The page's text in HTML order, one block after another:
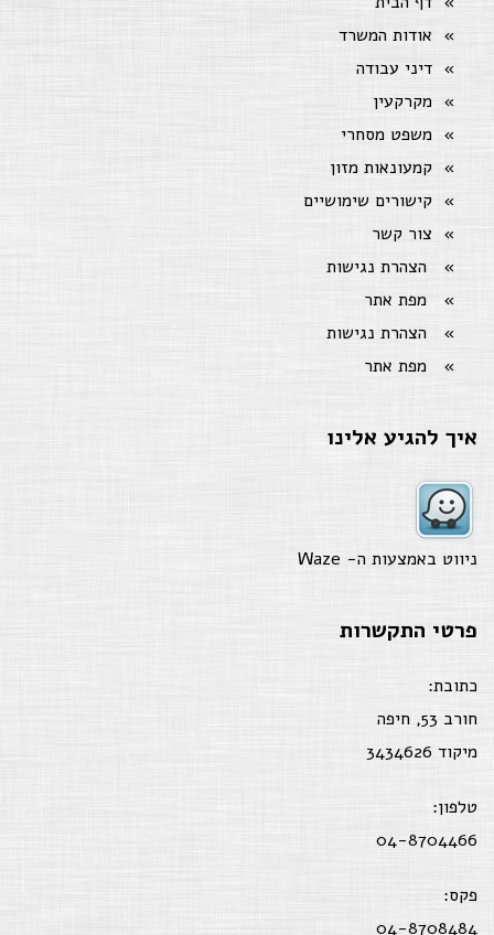
אודות המשרד
דיני עבודה
מקרקעין
משפט מסחרי
קמעונאות מזון
קישורים שימושיים
צור קשר
הצהרת נגישות
מפת אתר
הצהרת נגישות
מפת אתר
איך להגיע אלינו
ניווט באמצעות ה- Waze
פרטי התקשרות
כתובת:
חורב 53, חיפה
מיקוד 3434626
טלפון:
04-8704466
פקס:
04-8708484